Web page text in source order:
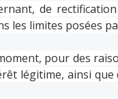
de
les limites posées
pour des
légitime, ainsi